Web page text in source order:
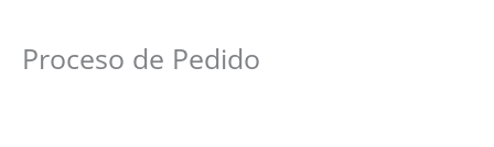
Proceso de Pedido